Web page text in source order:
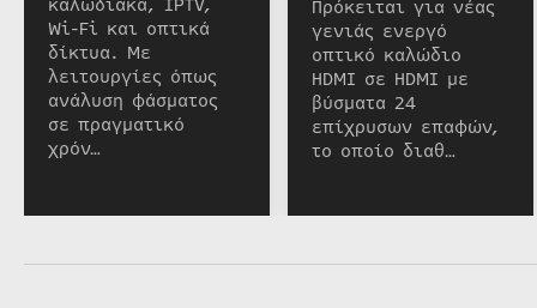
Wi-Fi και οπτικά
δίκτυα. Με
λειτουργίες όπως
ανάλυση φάσματος
σε πραγματικό
χρόν…
Πρόκειται για νέας
γενιάς ενεργό
οπτικό καλώδιο
HDMI σε HDMI με
βύσματα 24
επίχρυσων επαφών,
το οποίο διαθ…